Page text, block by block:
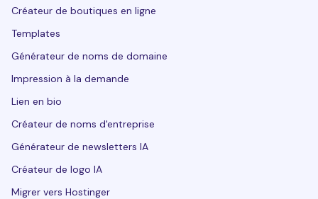
Créateur de boutiques en ligne
Templates
Générateur de noms de domaine
Impression à la demande
Lien en bio
Créateur de noms d'entreprise
Générateur de newsletters IA
Créateur de logo IA
Migrer vers Hostinger